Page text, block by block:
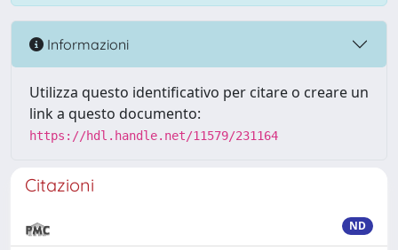
Informazioni
Utilizza questo identificativo per citare o creare un
link a questo documento:
https://hdl.handle.net/11579/231164
Citazioni
ND